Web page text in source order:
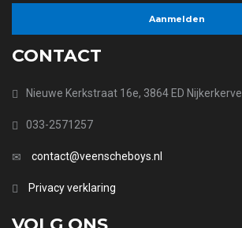
CONTACT
Nieuwe Kerkstraat 16e, 3864 ED
033-2571257
contact@veenscheboys.nl
Privacy verklaring